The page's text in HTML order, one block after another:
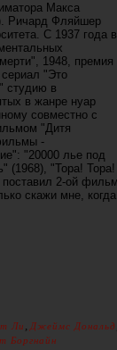
Макса
Ричард Фляйшер
С 1937 года в
1948, премия
"Это
студию в
в жанре нуар
совместно с
"Дитя
-
"20000 лье под
(1968), "Тора! Тора!
2-ой фильм
скажи мне, когда
Ли Джеймс Дональд
Боргнайн